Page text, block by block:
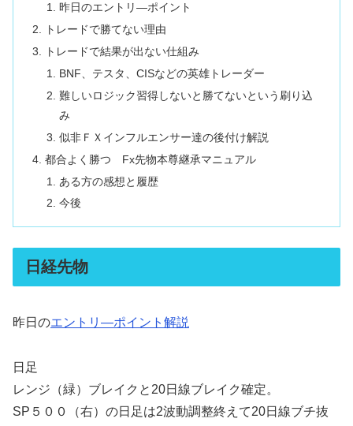
昨日のエントリ―ポイント
トレードで勝てない理由
トレードで結果が出ない仕組み
BNF、テスタ、CISなどの英雄トレーダー
難しいロジック習得しないと勝てないという刷り込
み
似非ＦＸインフルエンサー達の後付け解説
都合よく勝つ Fx先物本尊継承マニュアル
ある方の感想と履歴
今後
日経先物
昨日のエントリ―ポイント解説
日足
レンジ（緑）ブレイクと20日線ブレイク確定。
SP５００（右）の日足は2波動調整終えて20日線ブチ抜